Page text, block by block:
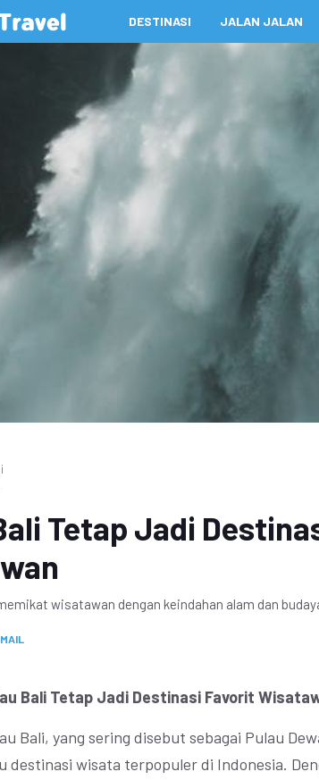
DESTINASI JALAN JALAN
Tetap Jadi
wisatawan dengan keindahan alam dan
Bali Tetap Jadi Destinasi Favorit
Bali, yang sering disebut sebagai Pulau
destinasi wisata terpopuler di Indonesia.